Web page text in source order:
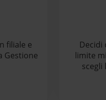
filiale e
Gestione
Decidi
limite
scegli